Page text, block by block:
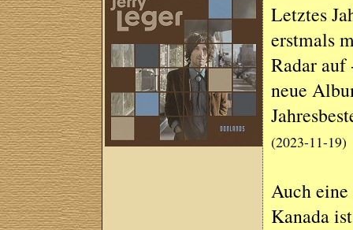
Letztes
erstmals
Radar
neue
(2023-11-19)
Auch eine
Kanada